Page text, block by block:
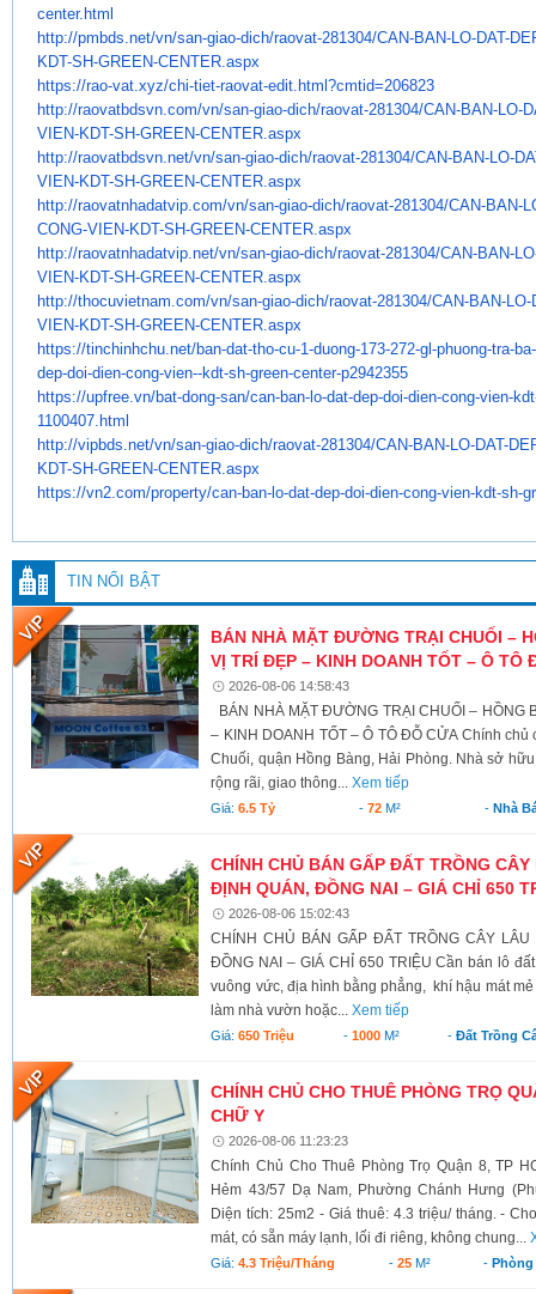
center.html
http://pmbds.net/vn/san-giao-dich/raovat-281304/CAN-BAN-LO-DAT-
KDT-SH-GREEN-CENTER.aspx
https://rao-vat.xyz/chi-tiet-raovat-edit.html?cmtid=206823
http://raovatbdsvn.com/vn/san-giao-dich/raovat-281304/CAN-BAN-LO-
VIEN-KDT-SH-GREEN-CENTER.aspx
http://raovatbdsvn.net/vn/san-giao-dich/raovat-281304/CAN-BAN-LO-
VIEN-KDT-SH-GREEN-CENTER.aspx
http://raovatnhadatvip.com/vn/san-giao-dich/raovat-281304/CAN-BAN-
CONG-VIEN-KDT-SH-GREEN-CENTER. aspx
http://raovatnhadatvip.net/vn/san-giao-dich/raovat-281304/CAN-BAN-
VIEN-KDT-SH-GREEN-CENTER. aspx
http://thocuvietnam.com/vn/san-giao-dich/raovat-281304/CAN-BAN-LO-
VIEN-KDT-SH-GREEN-CENTER. aspx
https://tinchinhchu.net/ban-dat-tho-cu-1-duong-173-272-gl-phuong-tra-
dep-doi-dien-cong-vien--kdt-sh-green-center-p2942355
https://upfree.vn/bat-dong-san/can-ban-lo-dat-dep-doi-dien-cong-vien-
1100407.html
http://vipbds.net/vn/san-giao-dich/raovat-281304/CAN-BAN-LO-DAT-
KDT-SH-GREEN-CENTER.aspx
https://vn2.com/property/can-ban-lo-dat-dep-doi-dien-cong-vien-kdt-sh-
TIN NỔI BẬT
BÁN NHÀ MẶT ĐƯỜNG TRẠI CHUỐI –
VỊ TRÍ ĐẸP – KINH DOANH TỐT – Ô TÔ
2026-08-06 14:58:43
BÁN NHÀ MẶT ĐƯỜNG TRẠI CHUỐI – HỒNG
– KINH DOANH TỐT – Ô TÔ ĐỖ CỬA Chính
Chuối, quận Hồng Bàng, Hải Phòng. Nhà sở
rộng rãi, giao thông...Xem tiếp
Giá:6.5 Tỷ -72 M² - Nhà
CHÍNH CHỦ BÁN GẤP ĐẤT TRỒNG
ĐỊNH QUÁN, ĐỒNG NAI – GIÁ CHỈ 650
2026-08-06 15:02:43
CHÍNH CHỦ BÁN GẤP ĐẤT TRỒNG CÂY LÂU
ĐỒNG NAI – GIÁ CHỈ 650 TRIỆU Cần bán lô
vuông vức, địa hình bằng phẳng, khí hậu mát
làm nhà vườn hoặc...Xem tiếp
Giá:650 Triệu - 1000M² -Đất Trồng
CHÍNH CHỦ CHO THUÊ PHÒNG TRỌ
CHỮ Y
2026-08-06 11:23:23
Chính Chủ Cho Thuê Phòng Trọ Quận 8, TP
Hẻm 43/57 Dạ Nam, Phường Chánh Hưng
Diện tích: 25m2 - Giá thuê: 4.3 triệu/ tháng. -
mát, có sẵn máy lạnh, lối đi riêng, không chung...
Giá:4.3 Triệu/tháng - 25M² -Phòng